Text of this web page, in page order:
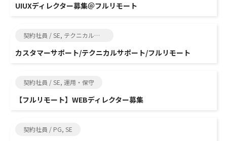
UIUXディレクター募集＠フルリモート
契約社員 / SE, テクニカルサポート
カスタマーサポート/テクニカルサポート/フルリモート
契約社員 / SE, 運用・保守
【フルリモート】WEBディレクター募集
契約社員 / PG, SE